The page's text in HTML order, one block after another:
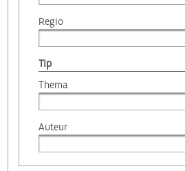
Regio
Tip
Thema
Auteur